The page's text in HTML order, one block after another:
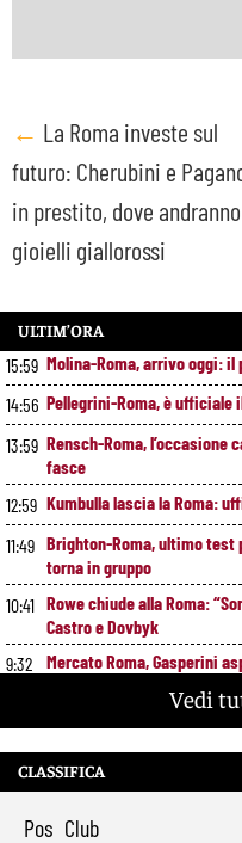
Post
navigation
← La Roma investe sul
futuro: Cherubini e
in prestito, dove
gioielli giallorossi
ULTIM’ORA
15:59 Molina-Roma, arrivo oggi:
14:56 Pellegrini-Roma, è ufficiale
13:59 Rensch-Roma, l’occasione
fasce
12:59 Kumbulla lascia la Roma:
11:49 Brighton-Roma, ultimo test
torna in gruppo
10:41 Rowe chiude alla Roma:
Castro e Dovbyk
9:32
Mercato Roma, Gasperini
Vedi
CLASSIFICA
Pos Club